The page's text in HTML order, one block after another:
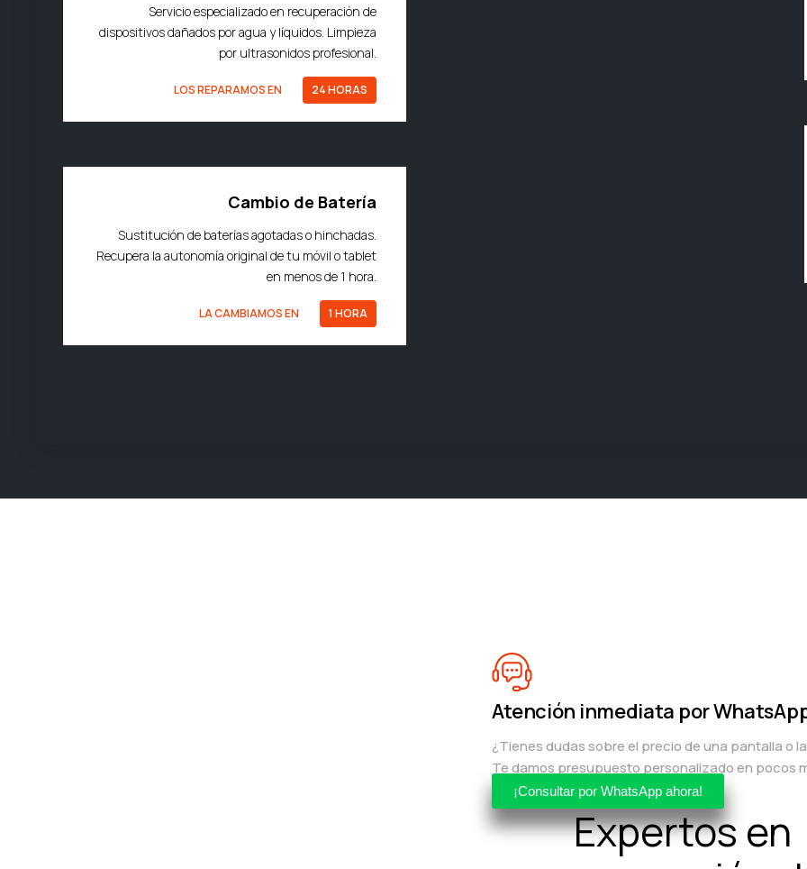
Servicio especializado en recuperación de
dispositivos dañados por agua y líquidos. Limpieza
por ultrasonidos profesional.
LOS REPARAMOS EN 24 HORAS
Cambio de Batería
Sustitución de baterías agotadas o hinchadas.
Recupera la autonomía original de tu móvil o tablet
en menos de 1 hora.
LA CAMBIAMOS EN 1 HORA
Atención inmediata por
¿Tienes dudas sobre el precio de una pantalla o
Te damos presupuesto personalizado en pocos
¡Consultar por WhatsApp ahora!
Expertos en